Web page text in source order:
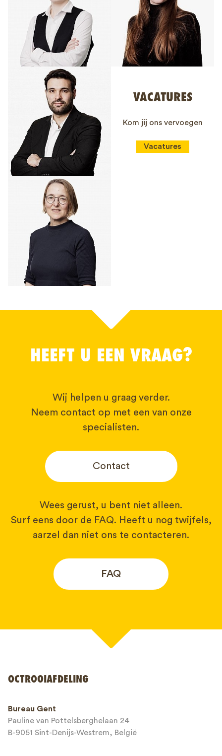
VACATURES
Kom jij ons vervoegen
Vacatures
HEEFT U EEN VRAAG?
Wij helpen u graag verder.
Neem contact op met een van onze
specialisten.
Contact
Wees gerust, u bent niet alleen.
Surf eens door de FAQ. Heeft u nog twijfels,
aarzel dan niet ons te contacteren.
FAQ
E-mailadres*
OCTROOIAFDELING
Bureau Gent
Pauline van Pottelsberghelaan 24
B-9051 Sint-Denijs-Westrem, België